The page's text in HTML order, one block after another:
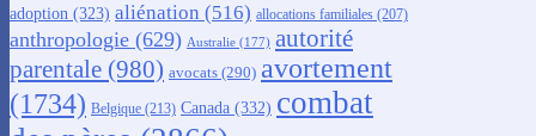
adoption (323) aliénation (516) allocations familiales (207)
anthropologie (629) Australie (177) autorité
parentale (980) avocats (290) avortement
(1734) Belgique (213) Canada (332) combat